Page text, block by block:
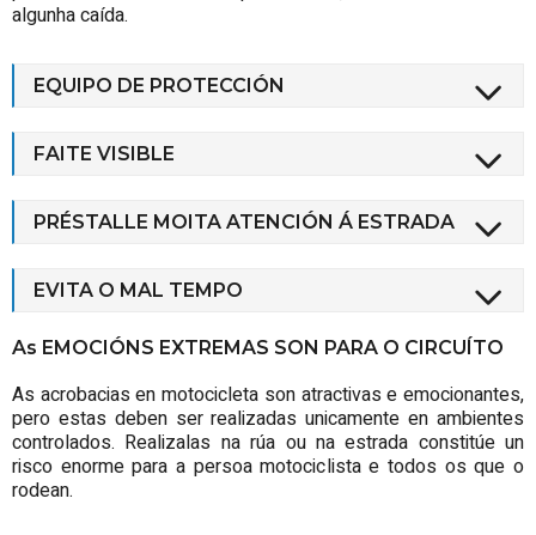
algunha caída.
EQUIPO DE PROTECCIÓN
FAITE VISIBLE
PRÉSTALLE MOITA ATENCIÓN Á ESTRADA
EVITA O MAL TEMPO
As EMOCIÓNS EXTREMAS SON PARA O CIRCUÍTO
As acrobacias en motocicleta son atractivas e emocionantes,
pero estas deben ser realizadas unicamente en ambientes
controlados. Realizalas na rúa ou na estrada constitúe un
risco enorme para a persoa motociclista e todos os que o
rodean.